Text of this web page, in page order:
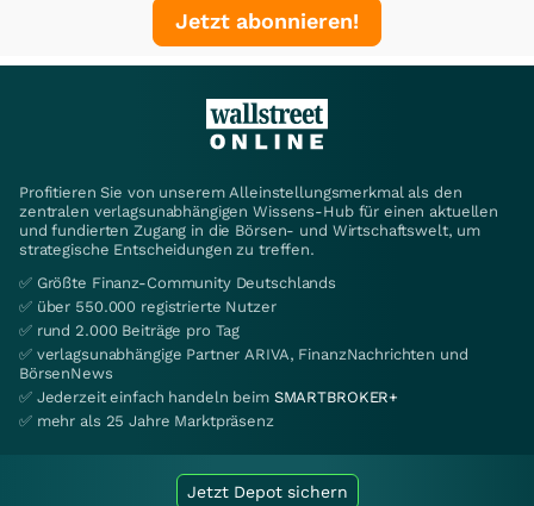
Jetzt abonnieren!
Profitieren Sie von unserem Alleinstellungsmerkmal als den
zentralen verlagsunabhängigen Wissens-Hub für einen aktuellen
und fundierten Zugang in die Börsen- und Wirtschaftswelt, um
strategische Entscheidungen zu treffen.
✅ Größte Finanz-Community Deutschlands
✅ über 550.000 registrierte Nutzer
✅ rund 2.000 Beiträge pro Tag
✅ verlagsunabhängige Partner ARIVA, FinanzNachrichten und
BörsenNews
✅ Jederzeit einfach handeln beim SMARTBROKER+
✅ mehr als 25 Jahre Marktpräsenz
Jetzt Depot sichern